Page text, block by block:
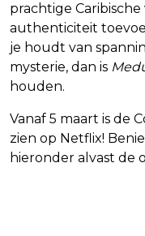
prachtige
authenticiteit
je houdt van
mysterie, dan is
houden.
Vanaf 5 maart is de
zien op Netflix!
hieronder alvast de